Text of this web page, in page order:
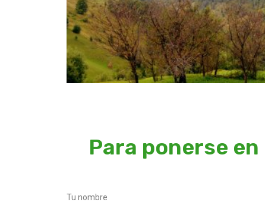
Para ponerse
Tu nombre